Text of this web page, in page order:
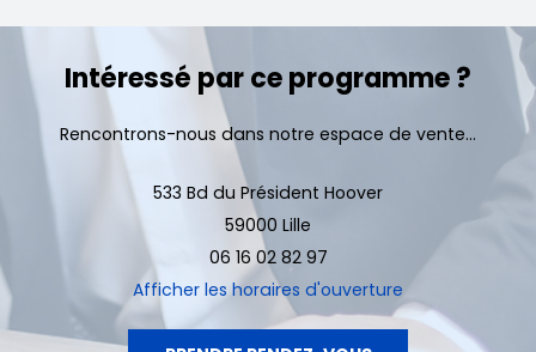
Intéressé par ce programme ?
Rencontrons-nous dans notre espace de vente...
533 Bd du Président Hoover
59000 Lille
06 16 02 82 97
Afficher les horaires d'ouverture